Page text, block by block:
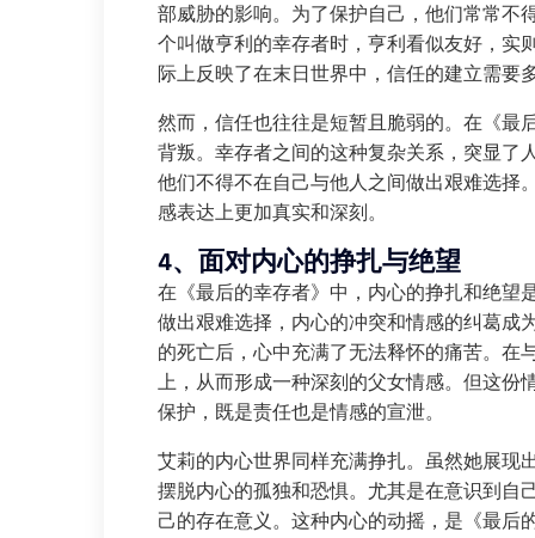
部威胁的影响。为了保护自己，他们常常不
个叫做亨利的幸存者时，亨利看似友好，实
际上反映了在末日世界中，信任的建立需要
然而，信任也往往是短暂且脆弱的。在《最
背叛。幸存者之间的这种复杂关系，突显了
他们不得不在自己与他人之间做出艰难选择
感表达上更加真实和深刻。
4、面对内心的挣扎与绝望
在《最后的幸存者》中，内心的挣扎和绝望
做出艰难选择，内心的冲突和情感的纠葛成
的死亡后，心中充满了无法释怀的痛苦。在
上，从而形成一种深刻的父女情感。但这份
保护，既是责任也是情感的宣泄。
艾莉的内心世界同样充满挣扎。虽然她展现
摆脱内心的孤独和恐惧。尤其是在意识到自
己的存在意义。这种内心的动摇，是《最后